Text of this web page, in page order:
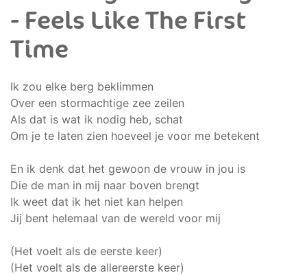
- Feels Like The First
Time
Ik zou elke berg beklimmen
Over een stormachtige zee zeilen
Als dat is wat ik nodig heb, schat
Om je te laten zien hoeveel je voor me betekent
En ik denk dat het gewoon de vrouw in jou is
Die de man in mij naar boven brengt
Ik weet dat ik het niet kan helpen
Jij bent helemaal van de wereld voor mij
(Het voelt als de eerste keer)
(Het voelt als de allereerste keer)